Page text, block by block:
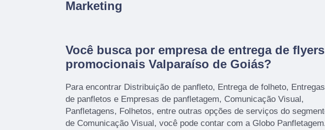
Marketing
Você busca por empresa de entrega de flyers
promocionais Valparaíso de Goiás?
Para encontrar Distribuição de panfleto, Entrega de folheto, Entregas
de panfletos e Empresas de panfletagem, Comunicação Visual,
Panfletagens, Folhetos, entre outras opções de serviços do
de Comunicação Visual, você pode contar com a Globo